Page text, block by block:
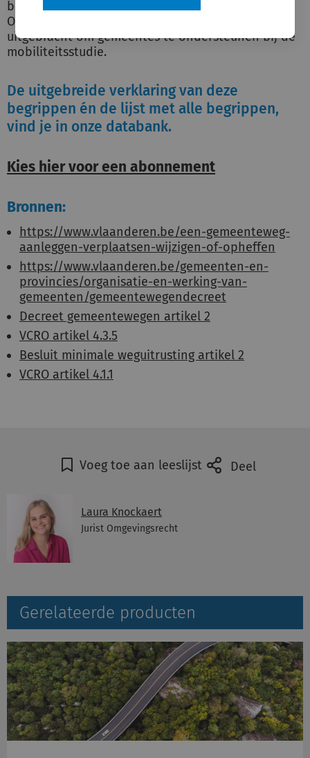
bereikbaarheid onderzocht worden. De Vlaamse
Overheid heeft in 2018 een
uitgebracht om gemeentes te ondersteunen bij de
mobiliteitsstudie.
De uitgebreide verklaring van deze
begrippen én de lijst met alle begrippen,
vind je in onze databank.
Kies hier voor een abonnement
Bronnen:
https://www.vlaanderen.be/een-gemeenteweg-
aanleggen-verplaatsen-wijzigen-of-opheffen
https://www.vlaanderen.be/gemeenten-en-
provincies/organisatie-en-werking-van-
gemeenten/gemeentewegendecreet
Decreet gemeentewegen artikel 2
VCRO artikel 4.3.5
Besluit minimale weguitrusting artikel 2
VCRO artikel 4.1.1
Voeg toe aan leeslijst Deel
Laura Knockaert
Jurist Omgevingsrecht
Gerelateerde producten